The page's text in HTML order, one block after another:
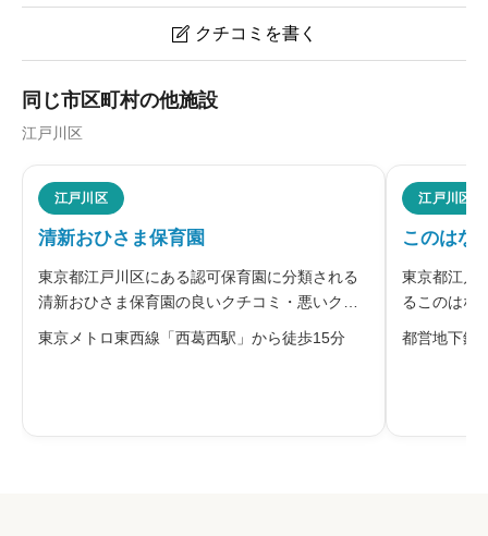
 クチコミを書く
ニックネーム
※本名や誤解される名前の使用はご遠慮ください。
同じ市区町村の他施設
江戸川区
江戸川区
清新おひさま保育園
東京都江戸川区にある認可保育園に分類される
清新おひさま保育園の良いクチコミ・悪いクチ
コミを合わせて評判をご紹介します。
東京メトロ東西線「西葛西駅」から徒歩15分
江戸川区
このはな
東京都江戸
るこのはな
チコミを合
運営する江
都営地下鉄